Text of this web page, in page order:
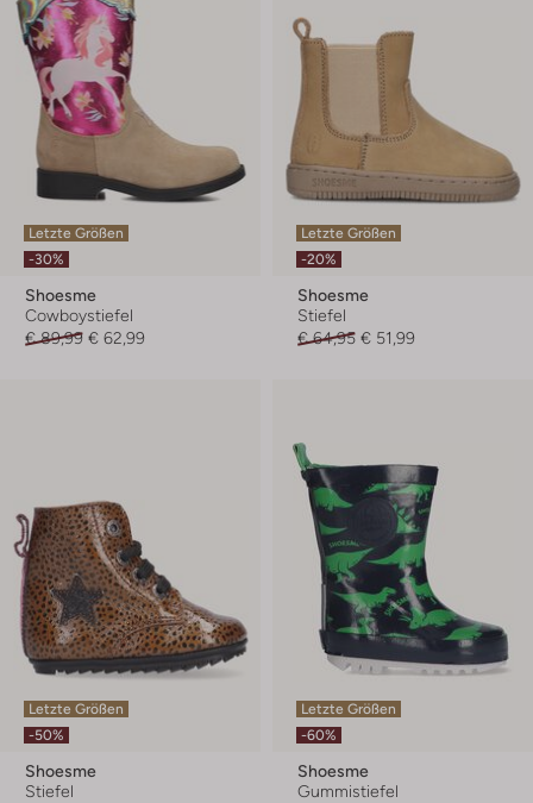
Letzte Größen
-30%
Shoesme
Cowboystiefel
€ 89,99 € 62,99
Letzte Größen
-20%
Shoesme
Stiefel
€ 64,95 € 51,99
Letzte Größen
-50%
Shoesme
Stiefel
Letzte Größen
-60%
Shoesme
Gummistiefel